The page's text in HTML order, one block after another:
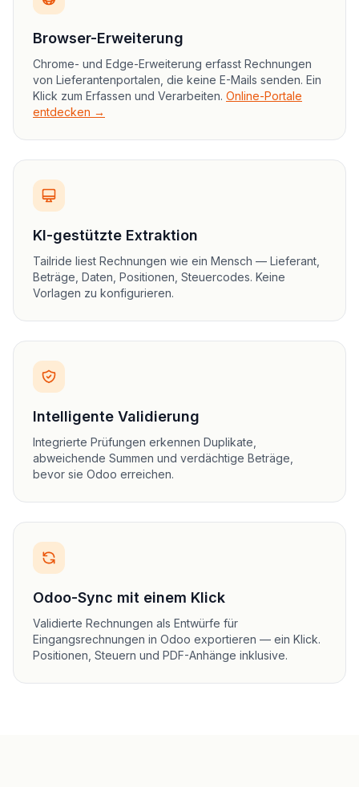
Browser-Erweiterung
Chrome- und Edge-Erweiterung erfasst Rechnungen
von Lieferantenportalen, die keine E-Mails senden. Ein
Klick zum Erfassen und Verarbeiten. Online-Portale
entdecken →
KI-gestützte Extraktion
Tailride liest Rechnungen wie ein Mensch — Lieferant,
Beträge, Daten, Positionen, Steuercodes. Keine
Vorlagen zu konfigurieren.
Intelligente Validierung
Integrierte Prüfungen erkennen Duplikate,
abweichende Summen und verdächtige Beträge,
bevor sie Odoo erreichen.
Odoo-Sync mit einem Klick
Validierte Rechnungen als Entwürfe für
Eingangsrechnungen in Odoo exportieren — ein Klick.
Positionen, Steuern und PDF-Anhänge inklusive.